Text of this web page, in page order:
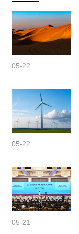
05-22
05-22
05-21